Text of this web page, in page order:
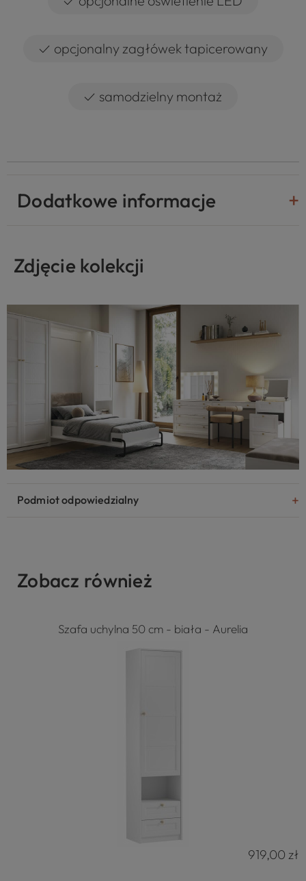
✓ opcjonalny zagłówek tapicerowany
✓ samodzielny montaż
Dodatkowe informacje
Zdjęcie kolekcji
Podmiot odpowiedzialny
Zobacz również
Szafa uchylna 50 cm - biała - Aurelia
919,00 zł